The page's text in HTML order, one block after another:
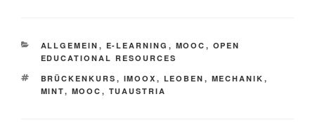
KATEGORIEN
ALLGEMEIN , E-LEARNING , MOOC , OPEN
EDUCATIONAL RESOURCES
SCHLAGWÖRTER
BRÜCKENKURS , IMOOX , LEOBEN , MECHANIK ,
MINT, MOOC , TUAUSTRIA